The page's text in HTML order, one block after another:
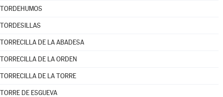
TORDEHUMOS
TORDESILLAS
TORRECILLA DE LA ABADESA
TORRECILLA DE LA ORDEN
TORRECILLA DE LA TORRE
TORRE DE ESGUEVA